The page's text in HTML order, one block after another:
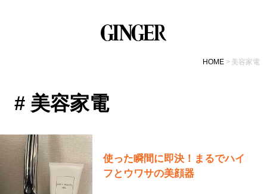
HOME 美容家電
# 美容家電
使った瞬間に即決！まるでハイ
フとウワサの美顔器